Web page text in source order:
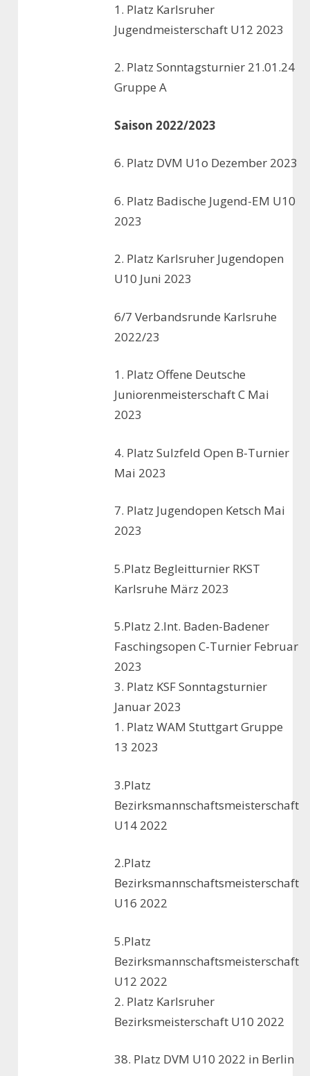
1. Platz Karlsruher
Jugendmeisterschaft U12 2023
2. Platz Sonntagsturnier 21.01.24
Gruppe A
Saison 2022/2023
6. Platz DVM U1o Dezember 2023
6. Platz Badische Jugend-EM U10
2023
2. Platz Karlsruher Jugendopen
U10 Juni 2023
6/7 Verbandsrunde Karlsruhe
2022/23
1. Platz Offene Deutsche
Juniorenmeisterschaft C Mai
2023
4. Platz Sulzfeld Open B-Turnier
Mai 2023
7. Platz Jugendopen Ketsch Mai
2023
5.Platz Begleitturnier RKST
Karlsruhe März 2023
5.Platz 2.Int. Baden-Badener
Faschingsopen C-Turnier Februar
2023
3. Platz KSF Sonntagsturnier
Januar 2023
1. Platz WAM Stuttgart Gruppe
13 2023
3.Platz
Bezirksmannschaftsmeisterschaft
U14 2022
2.Platz
Bezirksmannschaftsmeisterschaft
U16 2022
5.Platz
Bezirksmannschaftsmeisterschaft
U12 2022
2. Platz Karlsruher
Bezirksmeisterschaft U10 2022
38. Platz DVM U10 2022 in Berlin